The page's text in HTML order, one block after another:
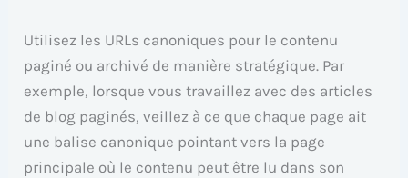
Utilisez les URLs canoniques pour le contenu
paginé ou archivé de manière stratégique. Par
exemple, lorsque vous travaillez avec des articles
de blog paginés, veillez à ce que chaque page ait
une balise canonique pointant vers la page
principale où le contenu peut être lu dans son